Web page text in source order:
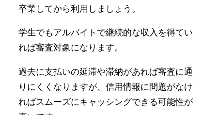
卒業してから利用しましょう。
学生でもアルバイトで継続的な収入を得てい
れば審査対象になります。
過去に支払いの延滞や滞納があれば審査に通
りにくくなりますが、信用情報に問題がなけ
ればスムーズにキャッシングできる可能性が